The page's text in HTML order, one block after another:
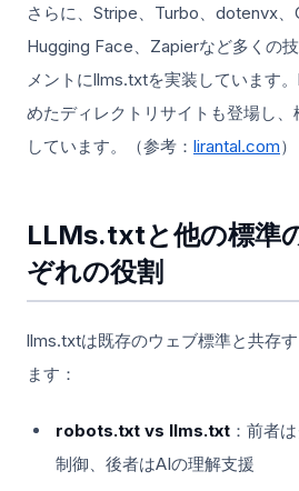
さらに、Stripe、Turbo、dotenvx、
Hugging Face、Zapierなど多くの
メントにllms.txtを実装しています
めたディレクトリサイトも登場し
しています。（参考： lirantal.com）
LLMs.txtと他の標準
ぞれの役割
llms.txtは既存のウェブ標準と共存
ます：
robots.txt vs llms.txt：前者
制御、後者はAIの理解支援